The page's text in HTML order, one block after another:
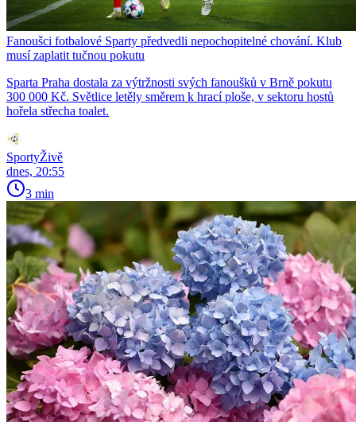
Fanoušci fotbalové Sparty předvedli nepochopitelné chování. Klub
musí zaplatit tučnou pokutu
Sparta Praha dostala za výtržnosti svých fanoušků v Brně pokutu
300 000 Kč. Světlice letěly směrem k hrací ploše, v sektoru hostů
hořela střecha toalet.
SportyŽivě
dnes, 20:55
3 min